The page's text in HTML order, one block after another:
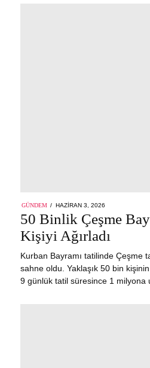
GÜNDEM
POSTED
ON
HAZIRAN 3, 2026
50 Binlik Çeşme
Kişiyi Ağırladı
Kurban Bayramı tatilinde Çeşme
sahne oldu. Yaklaşık 50 bin
9 günlük tatil süresince 1 milyona